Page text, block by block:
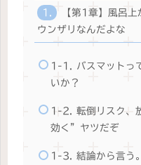
【第1章】風呂
ウンザリなんだよな
1-1. バスマットっ
いか？
1-2. 転倒リスク、
効く”ヤツだぞ
1-3. 結論から言う